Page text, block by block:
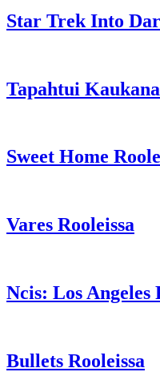
Star Trek Into
Tapahtui
Sweet Home
Vares Rooleissa
Ncis: Los Angeles
Bullets Rooleissa